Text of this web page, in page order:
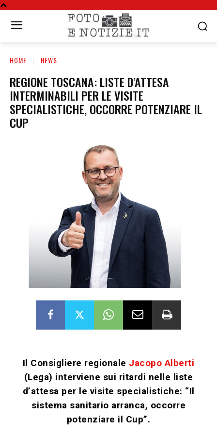
HOME NEWS
REGIONE TOSCANA: LISTE D’ATTESA
INTERMINABILI PER LE VISITE
SPECIALISTICHE, OCCORRE POTENZIARE IL
CUP
Il Consigliere regionale Jacopo Alberti
(Lega) interviene sui ritardi nelle liste
d’attesa per le visite specialistiche: “Il
sistema sanitario arranca, occorre
potenziare il Cup”.